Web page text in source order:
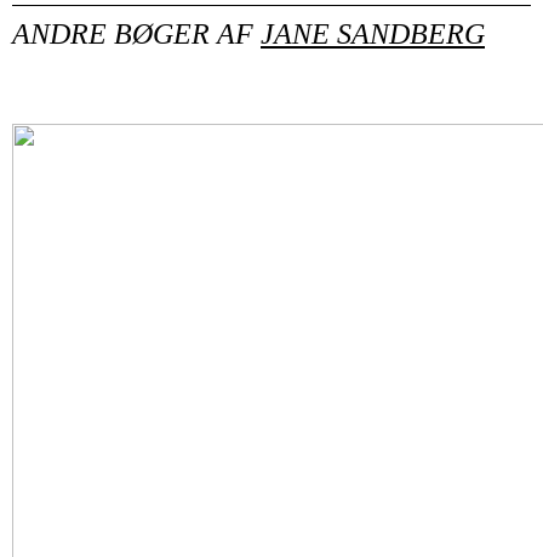
ANDRE BØGER AF JANE SANDBERG